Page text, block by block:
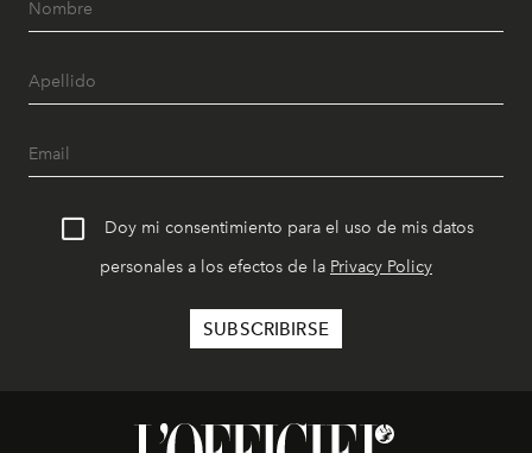
Doy mi consentimiento para el uso de mis datos
personales a los efectos de la Privacy Policy